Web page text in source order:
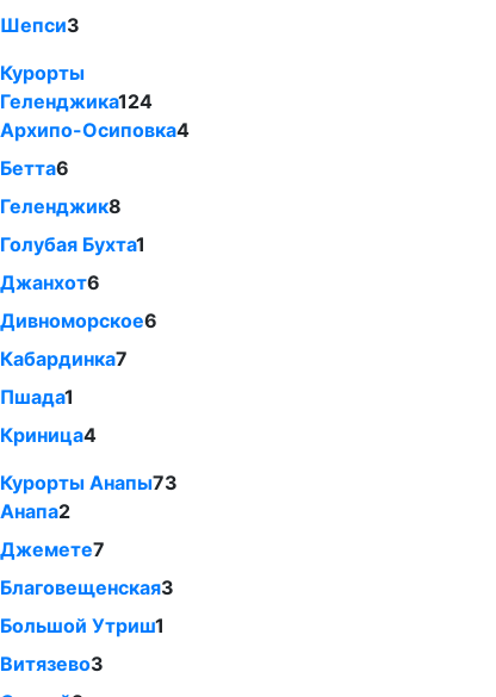
Шепси3
Курорты
Геленджика124
Архипо-Осиповка4
Бетта6
Геленджик8
Голубая Бухта1
Джанхот6
Дивноморское6
Кабардинка7
Пшада1
Криница4
Курорты Анапы73
Анапа2
Джемете7
Благовещенская3
Большой Утриш1
Витязево3